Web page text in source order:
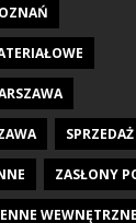
ZASŁONY
WEWNĘTRZNE